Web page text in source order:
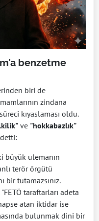
benzetme
biri de
zindana
kıyaslaması oldu.
ve "hokkabazlık"
büyük ulemanın
terör örgütü
bir tutamazsınız.
"FETÖ taraftarları adeta
atan iktidar ise
bulunmak dini bir